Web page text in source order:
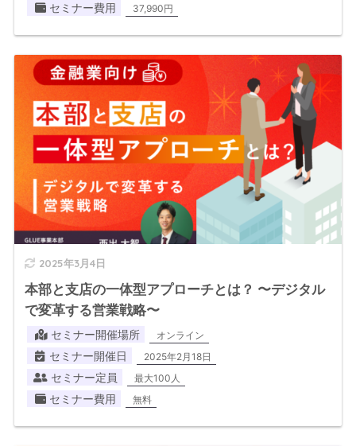
セミナー費用 37,990円
2025年3月4日
本部と支店の一体型アプローチとは？ 〜デジタル
で変革する営業戦略〜
セミナー開催場所 オンライン
セミナー開催日 2025年2月18日
セミナー定員 最大100人
セミナー費用 無料